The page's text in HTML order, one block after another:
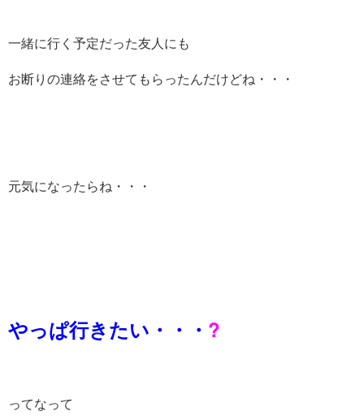
一緒に行く予定だった友人にも
お断りの連絡をさせてもらったんだけどね・・・
元気になったらね・・・
やっぱ行きたい・・・ ?
ってなって